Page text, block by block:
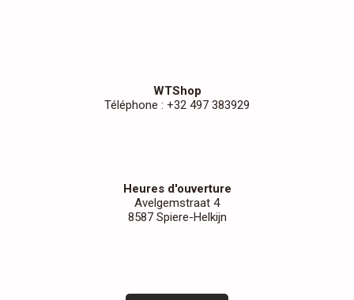
WTShop
Téléphone : +32 497 383929
Heures d'ouverture
Avelgemstraat 4
8587 Spiere-Helkijn